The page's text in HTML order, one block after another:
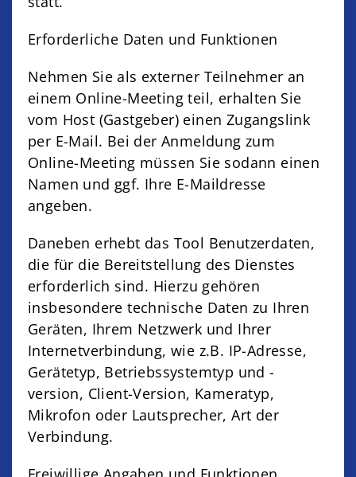
Erforderliche Daten und Funktionen
Nehmen Sie als externer Teilnehmer an
einem Online-Meeting teil, erhalten Sie
vom Host (Gastgeber) einen Zugangslink
per E-Mail. Bei der Anmeldung zum
Online-Meeting müssen Sie sodann einen
Namen und ggf. Ihre E-Maildresse
angeben.
Daneben erhebt das Tool Benutzerdaten,
die für die Bereitstellung des Dienstes
erforderlich sind. Hierzu gehören
insbesondere technische Daten zu Ihren
Geräten, Ihrem Netzwerk und Ihrer
Internetverbindung, wie z.B. IP-Adresse,
Gerätetyp, Betriebssystemtyp und -
version, Client-Version, Kameratyp,
Mikrofon oder Lautsprecher, Art der
Verbindung.